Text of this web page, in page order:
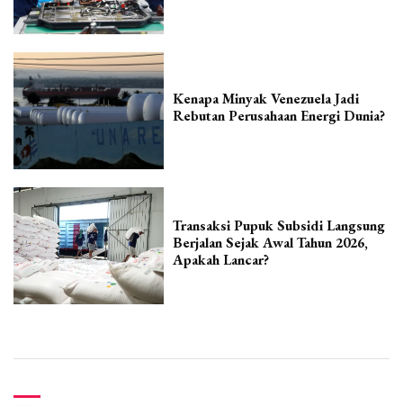
Kenapa Minyak Venezuela Jadi
Rebutan Perusahaan Energi Dunia?
Transaksi Pupuk Subsidi Langsung
Berjalan Sejak Awal Tahun 2026,
Apakah Lancar?